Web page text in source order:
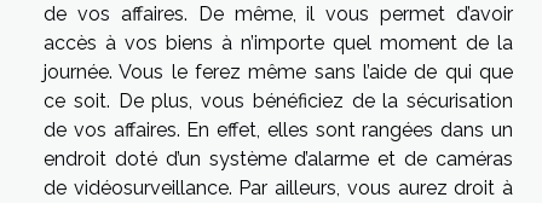
de vos affaires. De même, il vous permet d’avoir
accès à vos biens à n’importe quel moment de la
journée. Vous le ferez même sans l’aide de qui que
ce soit. De plus, vous bénéficiez de la sécurisation
de vos affaires. En effet, elles sont rangées dans un
endroit doté d’un système d’alarme et de caméras
de vidéosurveillance. Par ailleurs, vous aurez droit à